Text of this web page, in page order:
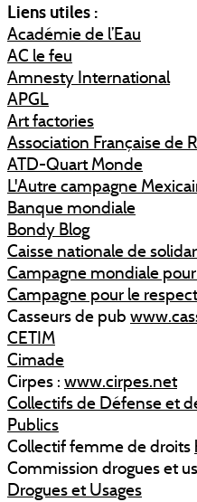
Liens utiles :
Académie de l’Eau
AC le feu
Amnesty International
APGL
Art factories
Association Française de
ATD-Quart Monde
L'Autre campagne
Banque mondiale
Bondy Blog
Caisse nationale de
Campagne mondiale
Campagne pour le
Casseurs de pub
CETIM
Cimade
Cirpes : www.cirpes.net
Collectifs de Défense et
Publics
Collectif femme de droits
Commission drogues et
Drogues et Usages